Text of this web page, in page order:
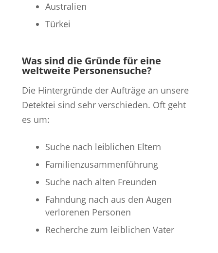
Australien
Türkei
Was sind die Gründe für eine
weltweite Personensuche?
Die Hintergründe der Aufträge an unsere
Detektei sind sehr verschieden. Oft geht
es um:
Suche nach leiblichen Eltern
Familienzusammenführung
Suche nach alten Freunden
Fahndung nach aus den Augen
verlorenen Personen
Recherche zum leiblichen Vater